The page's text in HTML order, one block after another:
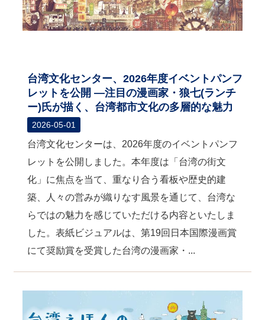
台湾文化センター、2026年度イベントパンフ
レットを公開 ―注目の漫画家・狼七(ランチ
ー)氏が描く、台湾都市文化の多層的な魅力
2026-05-01
台湾文化センターは、2026年度のイベントパンフ
レットを公開しました。本年度は「台湾の街文
化」に焦点を当て、重なり合う看板や歴史的建
築、人々の営みが織りなす風景を通じて、台湾な
らではの魅力を感じていただける内容といたしま
した。表紙ビジュアルは、第19回日本国際漫画賞
にて奨励賞を受賞した台湾の漫画家・...